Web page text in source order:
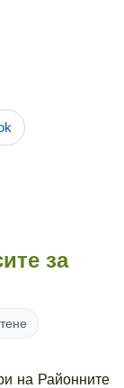
за
на Районните